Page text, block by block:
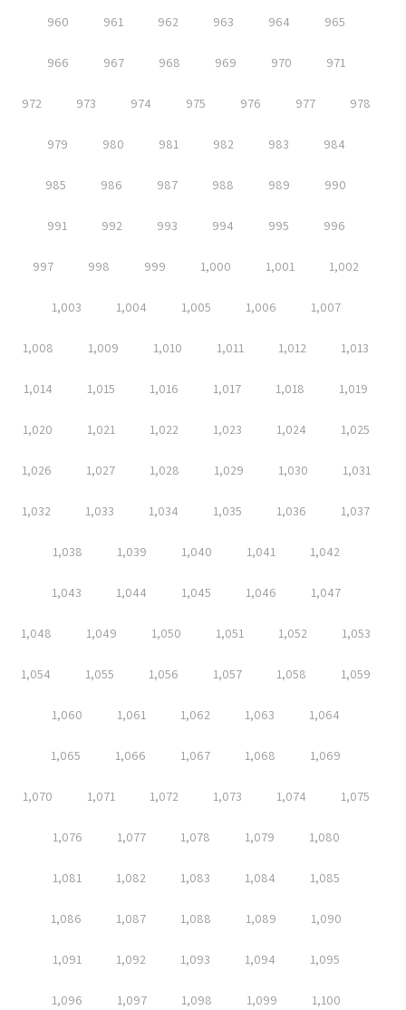
960 961 962 963 964 965
966 967 968 969 970 971
972 973 974 975 976 977 978
979 980 981 982 983 984
985 986 987 988 989 990
991 992 993 994 995 996
997 998 999 1,000 1,001 1,002
1,003 1,004 1,005 1,006 1,007
1,008 1,009 1,010 1,011 1,012 1,013
1,014 1,015 1,016 1,017 1,018 1,019
1,020 1,021 1,022 1,023 1,024 1,025
1,026 1,027 1,028 1,029 1,030 1,031
1,032 1,033 1,034 1,035 1,036 1,037
1,038 1,039 1,040 1,041 1,042
1,043 1,044 1,045 1,046 1,047
1,048 1,049 1,050 1,051 1,052 1,053
1,054 1,055 1,056 1,057 1,058 1,059
1,060 1,061 1,062 1,063 1,064
1,065 1,066 1,067 1,068 1,069
1,070 1,071 1,072 1,073 1,074 1,075
1,076 1,077 1,078 1,079 1,080
1,081 1,082 1,083 1,084 1,085
1,086 1,087 1,088 1,089 1,090
1,091 1,092 1,093 1,094 1,095
1,096 1,097 1,098 1,099 1,100